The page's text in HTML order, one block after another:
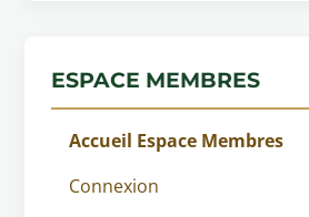
ESPACE MEMBRES
Accueil Espace Membres
Connexion